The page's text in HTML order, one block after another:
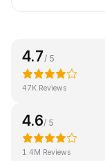
4.7 / 5
47K Reviews
4.6/ 5
1.4M Reviews